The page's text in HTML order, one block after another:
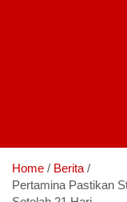
Home
Berita
Pertamina Pastikan